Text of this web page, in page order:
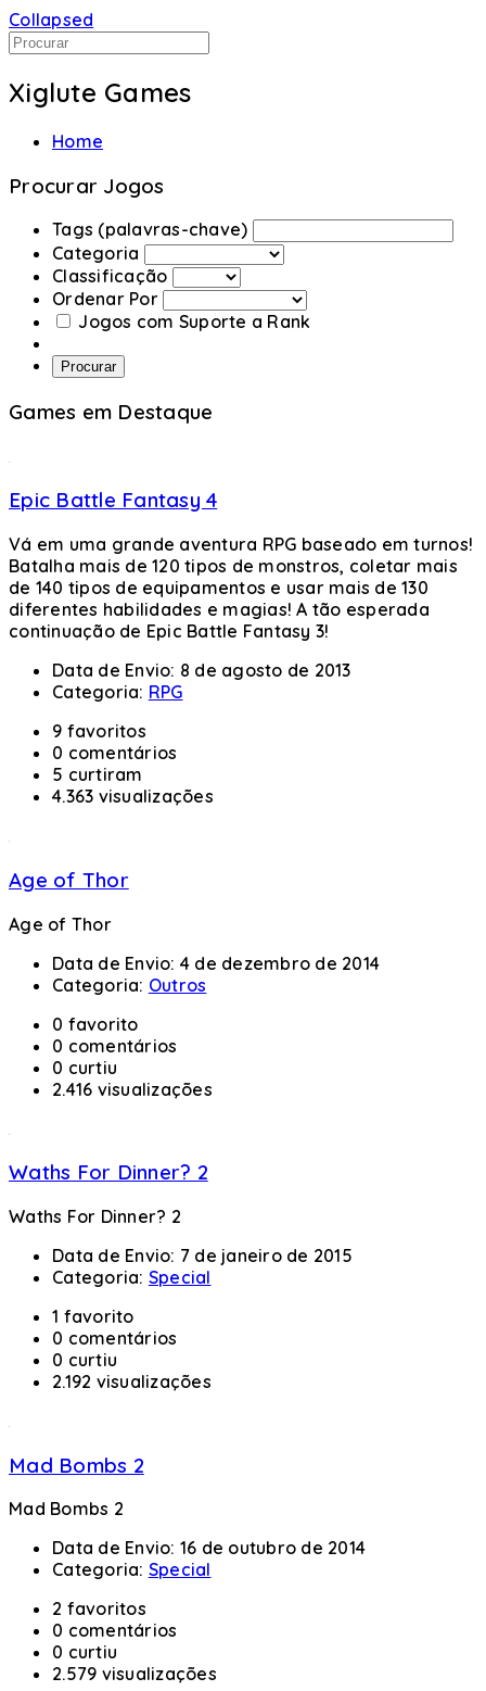
Collapsed
Xiglute Games
Home
Procurar Jogos
Tags (palavras-chave)
Categoria
Classificação
Ordenar Por
Jogos com Suporte a Rank
Procurar
Games em Destaque
Epic Battle Fantasy 4
Vá em uma grande aventura RPG baseado em turnos!
Batalha mais de 120 tipos de monstros, coletar mais
de 140 tipos de equipamentos e usar mais de 130
diferentes habilidades e magias! A tão esperada
continuação de Epic Battle Fantasy 3!
Data de Envio: 8 de agosto de 2013
Categoria: RPG
9 favoritos
0 comentários
5 curtiram
4.363 visualizações
Age of Thor
Age of Thor
Data de Envio: 4 de dezembro de 2014
Categoria: Outros
0 favorito
0 comentários
0 curtiu
2.416 visualizações
Waths For Dinner? 2
Waths For Dinner? 2
Data de Envio: 7 de janeiro de 2015
Categoria: Special
1 favorito
0 comentários
0 curtiu
2.192 visualizações
Mad Bombs 2
Mad Bombs 2
Data de Envio: 16 de outubro de 2014
Categoria: Special
2 favoritos
0 comentários
0 curtiu
2.579 visualizações